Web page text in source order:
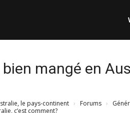
mangé en
le pays-continent › Forums ›
c’est comment?